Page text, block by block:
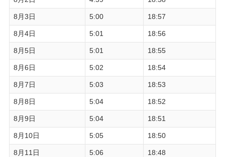
8月3日 5:00 18:57
8月4日 5:01 18:56
8月5日 5:01 18:55
8月6日 5:02 18:54
8月7日 5:03 18:53
8月8日 5:04 18:52
8月9日 5:04 18:51
8月10日 5:05 18:50
8月11日 5:06 18:48